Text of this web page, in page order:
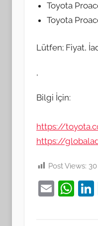
Toyota
Toyota
Lütfen; Fiyat,
,
Bilgi İçin:
https://
https://
Post Views: 30
E
W